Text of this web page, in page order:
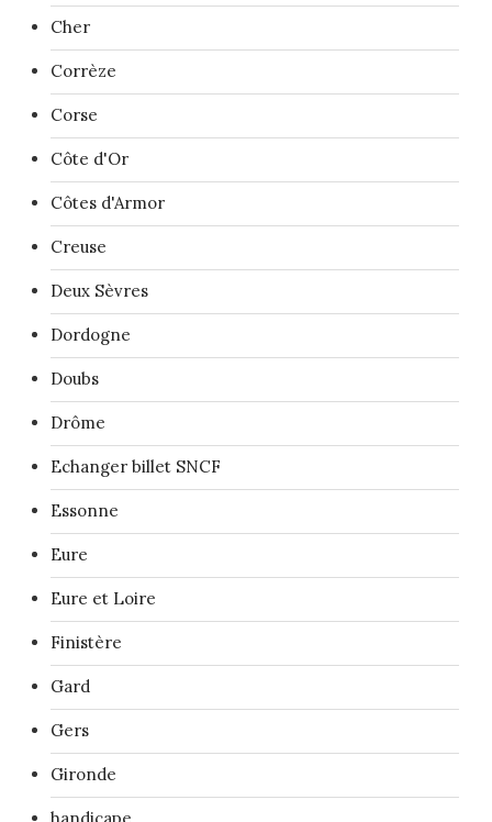
Cher
Corrèze
Corse
Côte d'Or
Côtes d'Armor
Creuse
Deux Sèvres
Dordogne
Doubs
Drôme
Echanger billet SNCF
Essonne
Eure
Eure et Loire
Finistère
Gard
Gers
Gironde